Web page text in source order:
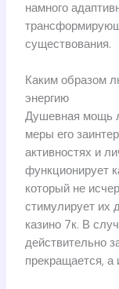
намного
существования.
Каким образом
энергию
Душевная мощь
меры его
активностях и
функционирует
который не
стимулирует их
казино 7к. В
действительно
прекращается, а